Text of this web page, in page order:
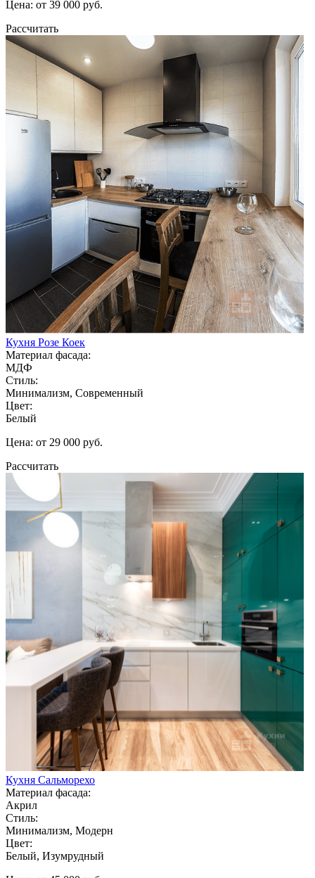
Цена: от 39 000 руб.
Рассчитать
Кухня Розе Коек
Материал фасада:
МДФ
Стиль:
Минимализм, Современный
Цвет:
Белый
Цена: от 29 000 руб.
Рассчитать
Кухня Сальморехо
Материал фасада:
Акрил
Стиль:
Минимализм, Модерн
Цвет:
Белый, Изумрудный